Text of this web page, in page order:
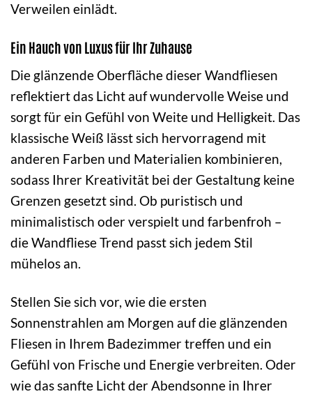
Verweilen einlädt.
Ein Hauch von Luxus für Ihr Zuhause
Die glänzende Oberfläche dieser Wandfliesen
reflektiert das Licht auf wundervolle Weise und
sorgt für ein Gefühl von Weite und Helligkeit. Das
klassische Weiß lässt sich hervorragend mit
anderen Farben und Materialien kombinieren,
sodass Ihrer Kreativität bei der Gestaltung keine
Grenzen gesetzt sind. Ob puristisch und
minimalistisch oder verspielt und farbenfroh –
die Wandfliese Trend passt sich jedem Stil
mühelos an.
Stellen Sie sich vor, wie die ersten
Sonnenstrahlen am Morgen auf die glänzenden
Fliesen in Ihrem Badezimmer treffen und ein
Gefühl von Frische und Energie verbreiten. Oder
wie das sanfte Licht der Abendsonne in Ihrer